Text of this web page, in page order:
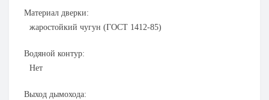
Материал дверки:
жаростойкий чугун (ГОСТ 1412-85)
Водяной контур:
Нет
Выход дымохода: